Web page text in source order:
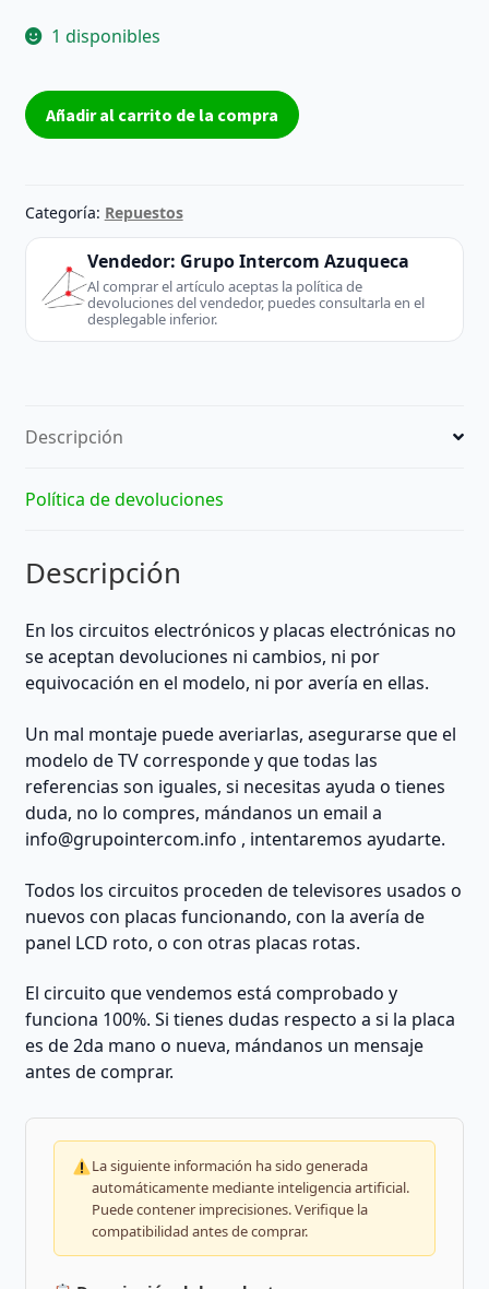
1 disponibles
CABLE
FLEX
20861
105ºC
VW-
F
|
31-
32,5
cm
largo/
1-
3,2
cm
de
|
REACONDICIONADO
cantidad
Añadir al carrito de la compra
Categoría: Repuestos
Vendedor: Grupo Intercom Azuqueca
Al comprar el artículo aceptas la política de
devoluciones del vendedor, puedes consultarla en el
desplegable inferior.
Descripción
Política de devoluciones
Descripción
En los circuitos electrónicos y placas electrónicas no
se aceptan devoluciones ni cambios, ni por
equivocación en el modelo, ni por avería en ellas.
Un mal montaje puede averiarlas, asegurarse que el
modelo de TV corresponde y que todas las
referencias son iguales, si necesitas ayuda o tienes
duda, no lo compres, mándanos un email a
info@grupointercom.info , intentaremos ayudarte.
Todos los circuitos proceden de televisores usados o
nuevos con placas funcionando, con la avería de
panel LCD roto, o con otras placas rotas.
El circuito que vendemos está comprobado y
funciona 100%. Si tienes dudas respecto a si la placa
es de 2da mano o nueva, mándanos un mensaje
antes de comprar.
La siguiente información ha sido generada
automáticamente mediante inteligencia artificial.
Puede contener imprecisiones. Verifique la
compatibilidad antes de comprar.